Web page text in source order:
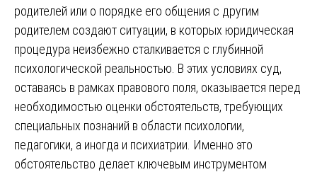
родителей или о порядке его общения с другим
родителем создают ситуации, в которых юридическая
процедура неизбежно сталкивается с глубинной
психологической реальностью. В этих условиях суд,
оставаясь в рамках правового поля, оказывается перед
необходимостью оценки обстоятельств, требующих
специальных познаний в области психологии,
педагогики, а иногда и психиатрии. Именно это
обстоятельство делает ключевым инструментом